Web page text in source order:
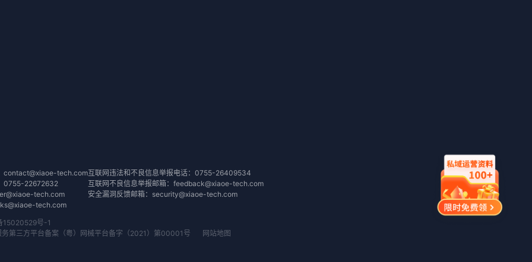
contact@xiaoe-tech.com
0755-22672632
tech.com
tech.com
互联网违法和不良信息举报电话：0755-26409534
互联网不良信息举报邮箱：feedback@xiaoe-tech.com
安全漏洞反馈邮箱：security@xiaoe-tech.com
15020529号-1
第三方平台备案（粤）网械平台备字（2021）第00001号
网站地图